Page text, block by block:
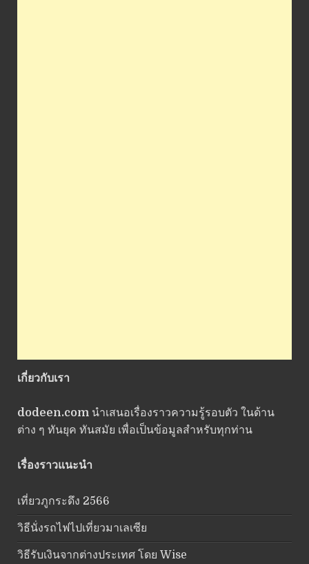
เกี่ยวกับเรา
dodeen.com นำเสนอเรื่องราวความรู้รอบตัว ในด้าน
ต่าง ๆ ทันยุค ทันสมัย เพื่อเป็นข้อมูลสำหรับทุกท่าน
เรื่องราวแนะนำ
เที่ยวภูกระดึง 2566
วิธีนั่งรถไฟไปเที่ยวมาเลเซีย
วิธีรับเงินจากต่างประเทศ โดย Wise